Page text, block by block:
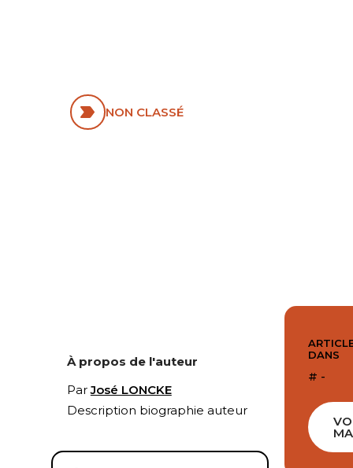
NON CLASSÉ
À propos de l'auteur
ParJosé LONCKE
Description biographie auteur
DANS
# -